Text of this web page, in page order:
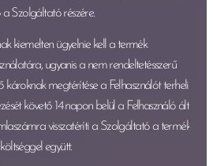
a Szolgáltató részére.
kiemelten ügyelnie kell a termék
ugyanis a nem rendeltetésszerű
károknak megtérítése a Felhasználót terheli!
követő 14 napon belül a Felhasználó által
visszatéríti a Szolgáltató a termék
együtt.